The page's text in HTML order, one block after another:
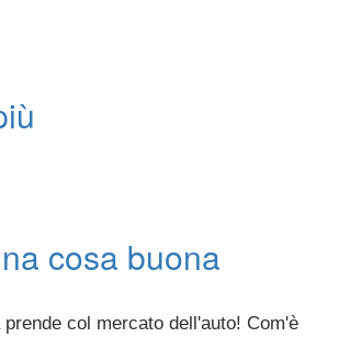
cosa buona
col mercato dell'auto! Com'è